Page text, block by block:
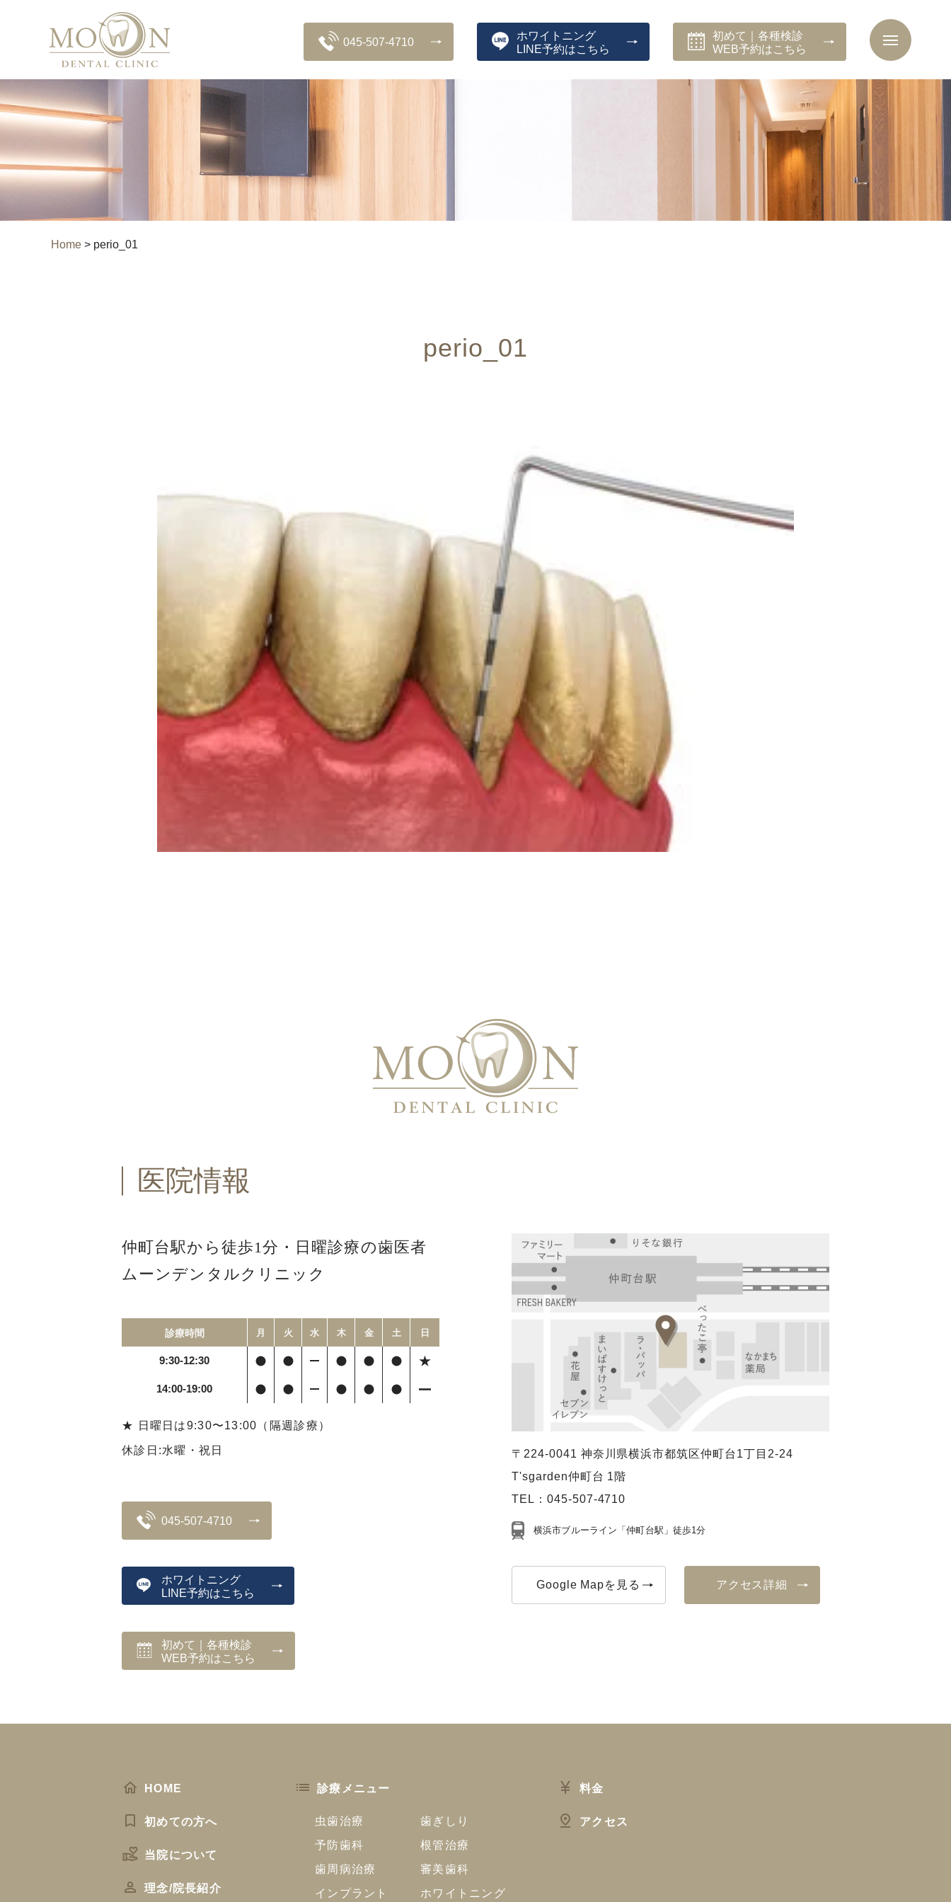
045-507-4710
ホワイトニング
LINE予約はこちら
初めて｜各種検診
WEB予約はこちら
Home > perio_01
perio_01
医院情報
仲町台駅から徒歩1分・ 日曜診療の歯医者
ムーンデンタルクリニック
診療時間 月 火 水 木 金 土 日
9:30-12:30
14:00-19:00
★ 日曜日は9:30〜13:00（隔週診療）
休診日:水曜・祝日
045-507-4710
ホワイトニング
LINE予約はこちら
初めて｜各種検診
WEB予約はこちら
〒224-0041 神奈川県横浜市都筑区仲町台1丁目2-24
T'sgarden仲町台 1階
TEL： 045-507-4710
横浜市ブルーライン「仲町台駅」徒歩1分
Google Mapを見る アクセス詳細
HOME
初めての方へ
当院について
理念/院長紹介
診療メニュー
虫歯治療
歯ぎしり
予防歯科
根管治療
歯周病治療
審美歯科
インプラント
ホワイトニング
料金
アクセス